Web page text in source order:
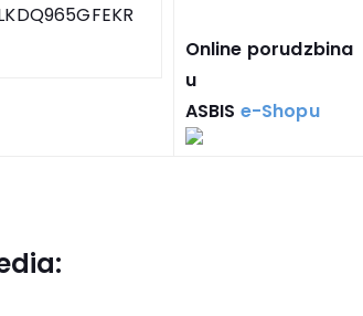
Online porudzbina
u
ASBIS e-Shopu